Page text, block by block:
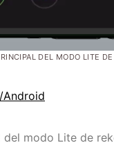
DEL MODO LITE
del modo Lite de